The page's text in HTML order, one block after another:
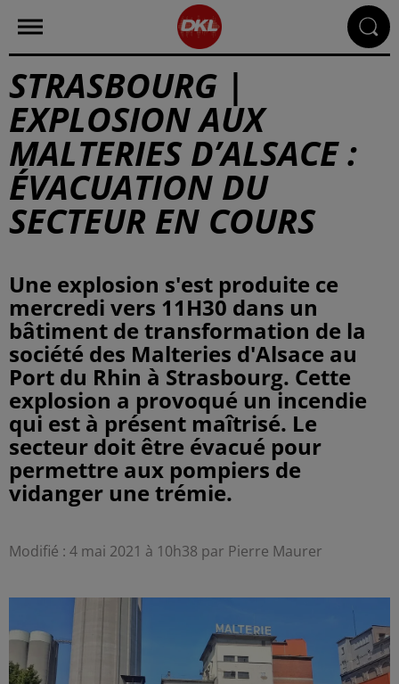
STRASBOURG |
EXPLOSION AUX
MALTERIES D’ALSACE :
ÉVACUATION DU
SECTEUR EN COURS
Une explosion s'est produite ce
mercredi vers 11H30 dans un
bâtiment de transformation de la
société des Malteries d'Alsace au
Port du Rhin à Strasbourg. Cette
explosion a provoqué un incendie
qui est à présent maîtrisé. Le
secteur doit être évacué pour
permettre aux pompiers de
vidanger une trémie.
Modifié : 4 mai 2021 à 10h38 par Pierre Maurer